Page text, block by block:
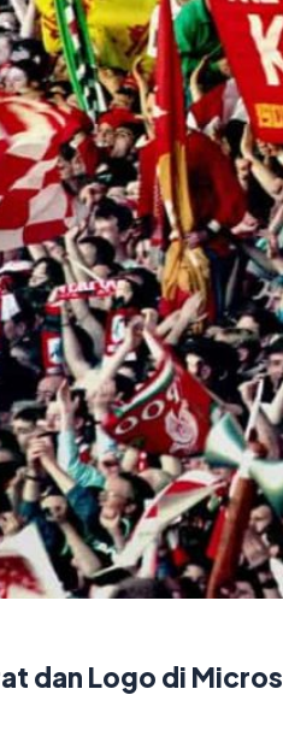
dan Logo di